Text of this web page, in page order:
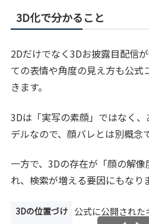
3D化で分かること
2Dだけでなく3Dお披露目配信
ての表情や角度の見え方も公式
きます。
3Dは「実写の素顔」ではなく
デルなので、顔バレとは別概念
一方で、3Dの存在が「顔の解
れ、検索が増える要因にもなり
3Dの位置づけ 公式に公開された